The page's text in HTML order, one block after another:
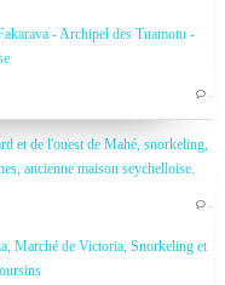
- Archipel des Tuamotu -
…
et de l'ouest de Mahé, snorkeling,
ancienne maison seychelloise.
…
Marché de Victoria, Snorkeling et